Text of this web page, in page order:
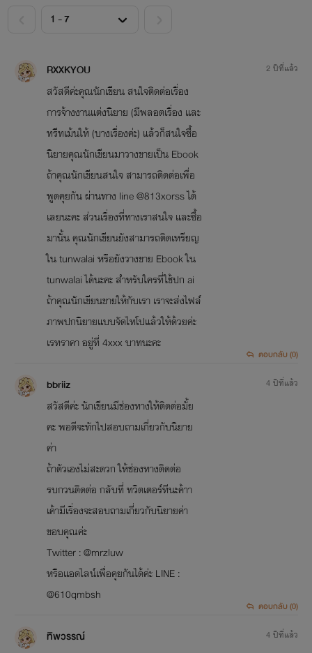
RXXKYOU
สวัสดีค่ะคุณนักเขียน สนใจติดต่อเรื่อง
การจ้างงานแต่งนิยาย (มีพลอตเรื่อง และ
ทรีทเม้นให้ (บางเรื่องค่ะ) แล้วก็สนใจซื้อ
นิยายคุณนักเขียนมาวางขายเป็น Ebook
ถ้าคุณนักเขียนสนใจ สามารถติดต่อเพื่อ
พูดคุยกัน ผ่านทาง line @813xorss ได้
เลยนะคะ ส่วนเรื่องที่ทางเราสนใจ และซื้อ
มานั้น คุณนักเขียนยังสามารถติดเหรียญ
ใน tunwalai หรือยังวางขาย Ebook ใน
tunwalai ได้นะคะ สำหรับใครที่ใช้ปก ai
ถ้าคุณนักเขียนขายให้กับเรา เราจะส่งไฟล์
ภาพปกนิยายแบบจัดไทโปแล้วให้ด้วยค่ะ
เรทราคา อยู่ที่ 4xxx บาทนะคะ
2 ปีที่แล้ว
ตอบกลับ (0)
bbriiz
สวัสดีค่ะ นักเขียนมีช่องทางให้ติดต่อมั้ย
คะ พอดีจะทักไปสอบถามเกี่ยวกับนิยาย
ค่า
ถ้าตัวเองไม่สะดวก ให้ช่องทางติดต่อ
รบกวนติดต่อ กลับที่ ทวิตเตอร์ทีนะค้าา
เค้ามีเรื่องจะสอบถามเกี่ยวกับนิยายค่า
ขอบคุณค่ะ
Twitter : @mrzluw
หรือแอดไลน์เพื่อคุยกันได้ค่ะ LINE :
@610qmbsh
4 ปีที่แล้ว
ตอบกลับ (0)
ทิพวรรณ์ 4 ปีที่แล้ว